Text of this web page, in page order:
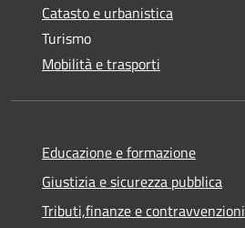
Catasto e urbanistica
Turismo
Mobilità e trasporti
Educazione e formazione
Giustizia e sicurezza pubblica
Tributi,finanze e contravvenzioni